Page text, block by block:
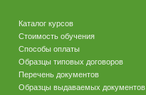
Каталог курсов
Стоимость обучения
Способы оплаты
Образцы типовых договоров
Перечень документов
Образцы выдаваемых документов